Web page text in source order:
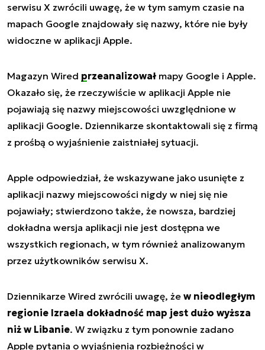
serwisu X zwrócili uwagę, że w tym samym czasie na
mapach Google znajdowały się nazwy, które nie były
widoczne w aplikacji Apple.
Magazyn Wired przeanalizowałmapy Google i Apple.
Okazało się, że rzeczywiście w aplikacji Apple nie
pojawiają się nazwy miejscowości uwzględnione w
aplikacji Google. Dziennikarze skontaktowali się z firmą
z prośbą o wyjaśnienie zaistniałej sytuacji.
Apple odpowiedział, że wskazywane jako usunięte z
aplikacji nazwy miejscowości nigdy w niej się nie
pojawiały; stwierdzono także, że nowsza, bardziej
dokładna wersja aplikacji nie jest dostępna we
wszystkich regionach, w tym również analizowanym
przez użytkowników serwisu X.
Dziennikarze Wired zwrócili uwagę, że w nieodległym
regionie Izraela dokładność map jest dużo wyższa
niż w Libanie. W związku z tym ponownie zadano
Apple pytania o wyjaśnienia rozbieżności w